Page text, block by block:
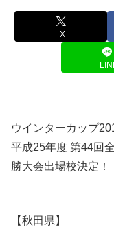
X
ウインターカップ
平成25年度 第44回
勝大会出場校決定！
【秋田県】